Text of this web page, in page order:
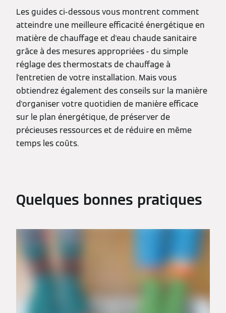
Les guides ci-dessous vous montrent comment
atteindre une meilleure efficacité énergétique en
matière de chauffage et d'eau chaude sanitaire
grâce à des mesures appropriées - du simple
réglage des thermostats de chauffage à
l'entretien de votre installation. Mais vous
obtiendrez également des conseils sur la manière
d'organiser votre quotidien de manière efficace
sur le plan énergétique, de préserver de
précieuses ressources et de réduire en même
temps les coûts.
Quelques bonnes pratiques